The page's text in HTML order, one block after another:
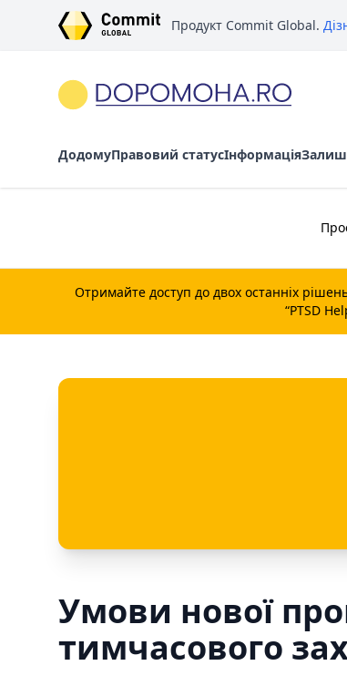
Продукт Commit Global.
ДодомуПравовий статусІнформація
Отримайте доступ до двох останніх
“PTSD
Умови нової
тимчасового